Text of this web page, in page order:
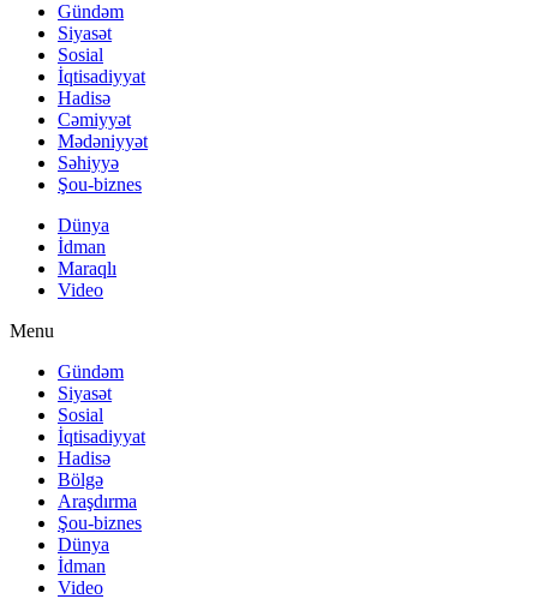
Gündəm
Siyasət
Sosial
İqtisadiyyat
Hadisə
Cəmiyyət
Mədəniyyət
Səhiyyə
Şou-biznes
Dünya
İdman
Maraqlı
Video
Menu
Gündəm
Siyasət
Sosial
İqtisadiyyat
Hadisə
Bölgə
Araşdırma
Şou-biznes
Dünya
İdman
Video